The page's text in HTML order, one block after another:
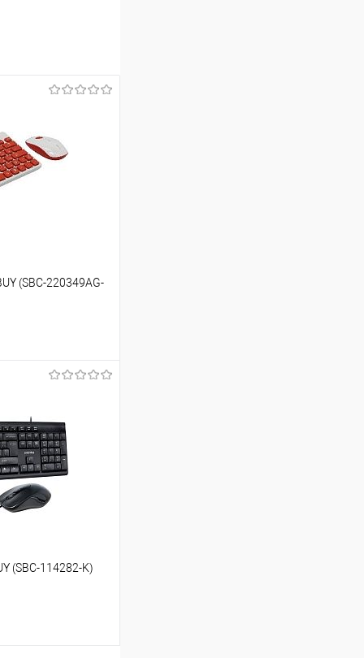
(SBC-220349AG-
Сравнение
(SBC-114282-K)